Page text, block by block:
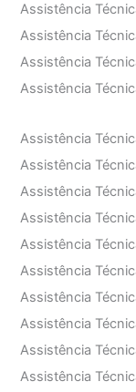
Assistência
Assistência
Assistência
Assistência
Assistência
Assistência
Assistência
Assistência
Assistência
Assistência
Assistência
Assistência
Assistência
Assistência